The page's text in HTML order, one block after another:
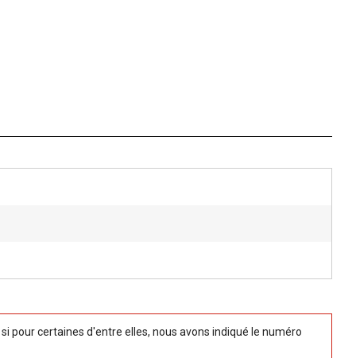
pour certaines d'entre elles, nous avons indiqué le numéro